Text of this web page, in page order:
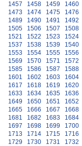
1457
1458 1459 1460
1473
1474 1475 1476
1489
1490 1491 1492
1505
1506 1507 1508
1521
1522 1523 1524
1537
1538 1539 1540
1553
1554 1555 1556
1569
1570 1571 1572
1585
1586 1587 1588
1601
1602 1603 1604
1617
1618 1619 1620
1633
1634 1635 1636
1649
1650 1651 1652
1665
1666 1667 1668
1681
1682 1683 1684
1697
1698 1699 1700
1713
1714 1715 1716
1729
1730 1731 1732